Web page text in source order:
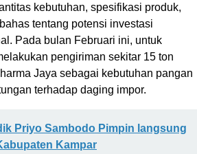
kebutuhan, spesifikasi produk,
tentang potensi investasi
Pada bulan Februari ini, untuk
pengiriman sekitar 15 ton
Jaya sebagai kebutuhan pangan
terhadap daging impor.
Priyo Sambodo Pimpin langsung
Kampar